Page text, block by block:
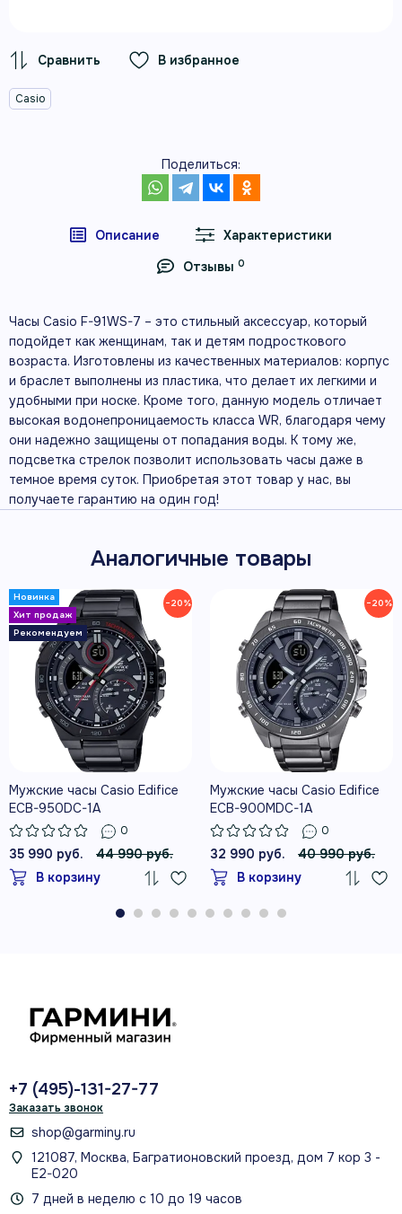
В избранное
Casio
Поделиться:
Описание
Характеристики
Отзывы 0
Часы Casio F-91WS-7 – это стильный аксессуар, который
подойдет как женщинам, так и детям подросткового
возраста. Изготовлены из качественных материалов: корпус
и браслет выполнены из пластика, что делает их легкими и
удобными при носке. Кроме того, данную модель отличает
высокая водонепроницаемость класса WR, благодаря чему
они надежно защищены от попадания воды. К тому же,
подсветка стрелок позволит использовать часы даже в
темное время суток. Приобретая этот товар у нас, вы
получаете гарантию на один год!
Аналогичные товары
−20%
Мужские часы Casio Edifice
ECB-950DC-1A
0
35 990 руб.
44 990 руб.
В корзину
−20%
Мужские часы Casio Edifice
ECB-900MDC-1A
0
32 990 руб.
40 990 руб.
В корзину
+7 (495)-131-27-77
Заказать звонок
shop@garminy.ru
121087, Москва, Багратионовский проезд, дом 7 кор 3 -
Е2-020
7 дней в неделю с 10 до 19 часов